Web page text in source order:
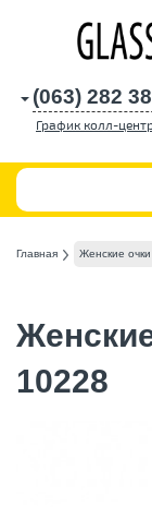
(063) 282
График колл-
Главная Женские очки
10228